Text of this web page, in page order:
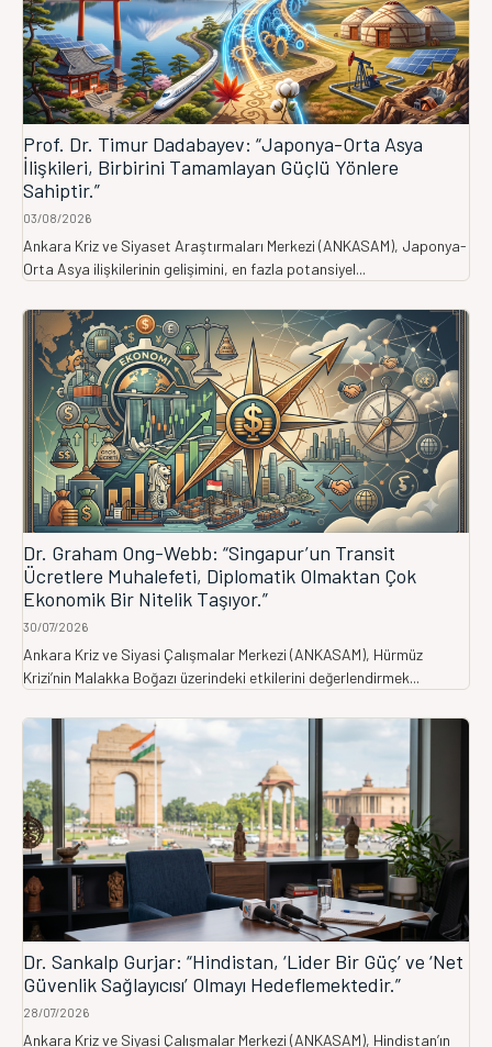
Prof. Dr. Timur Dadabayev: “Japonya-Orta Asya
İlişkileri, Birbirini Tamamlayan Güçlü Yönlere
Sahiptir.”
03/08/2026
Ankara Kriz ve Siyaset Araştırmaları Merkezi (ANKASAM), Japonya-
Orta Asya ilişkilerinin gelişimini, en fazla potansiyel...
Dr. Graham Ong-Webb: “Singapur’un Transit
Ücretlere Muhalefeti, Diplomatik Olmaktan Çok
Ekonomik Bir Nitelik Taşıyor.”
30/07/2026
Ankara Kriz ve Siyasi Çalışmalar Merkezi (ANKASAM), Hürmüz
Krizi’nin Malakka Boğazı üzerindeki etkilerini değerlendirmek...
Dr. Sankalp Gurjar: “Hindistan, ‘Lider Bir Güç’ ve ‘Net
Güvenlik Sağlayıcısı’ Olmayı Hedeflemektedir.”
28/07/2026
Ankara Kriz ve Siyasi Çalışmalar Merkezi (ANKASAM), Hindistan’ın